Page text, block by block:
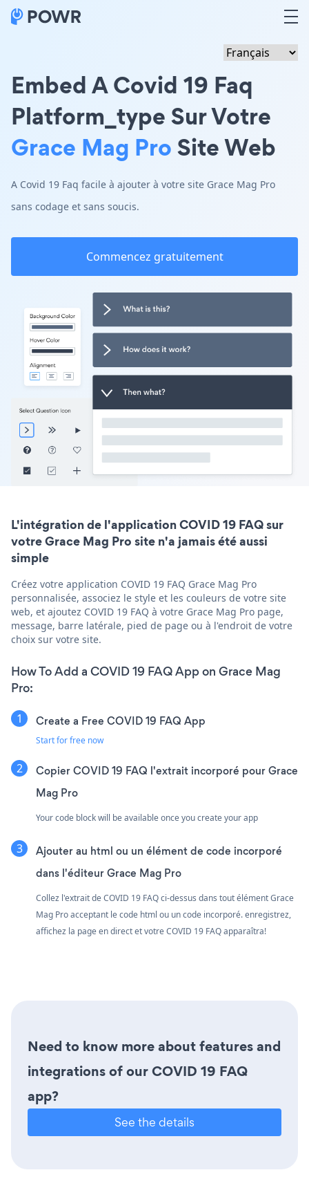
Embed A Covid 19 Faq
Platform_type Sur Votre
Grace Mag ProSite Web
A Covid 19 Faq facile à ajouter à votre site Grace Mag Pro
sans codage et sans soucis.
Commencez gratuitement
L'intégration de l'application COVID 19 FAQ sur
votre Grace Mag Pro site n'a jamais été aussi
simple
Créez votre application COVID 19 FAQ Grace Mag Pro
personnalisée, associez le style et les couleurs de votre site
web, et ajoutez COVID 19 FAQ à votre Grace Mag Pro page,
message, barre latérale, pied de page ou à l'endroit de votre
choix sur votre site.
How To Add a COVID 19 FAQ App on Grace Mag
Pro:
Create a Free COVID 19 FAQ App
Start for free now
Copier COVID 19 FAQ l'extrait incorporé pour Grace
Mag Pro
Your code block will be available once you create your app
Ajouter au html ou un élément de code incorporé
dans l'éditeur Grace Mag Pro
Collez l'extrait de COVID 19 FAQ ci-dessus dans tout élément Grace
Mag Pro acceptant le code html ou un code incorporé. enregistrez,
affichez la page en direct et votre COVID 19 FAQ apparaîtra!
Need to know more about features and
integrations of our COVID 19 FAQ
app?
See the details